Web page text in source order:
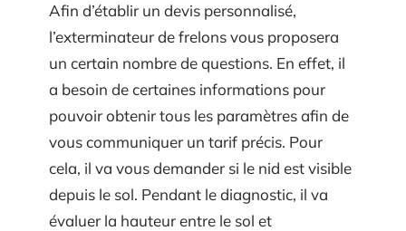
Afin d’établir un devis personnalisé,
l’exterminateur de frelons vous proposera
un certain nombre de questions. En effet, il
a besoin de certaines informations pour
pouvoir obtenir tous les paramètres afin de
vous communiquer un tarif précis. Pour
cela, il va vous demander si le nid est visible
depuis le sol. Pendant le diagnostic, il va
évaluer la hauteur entre le sol et